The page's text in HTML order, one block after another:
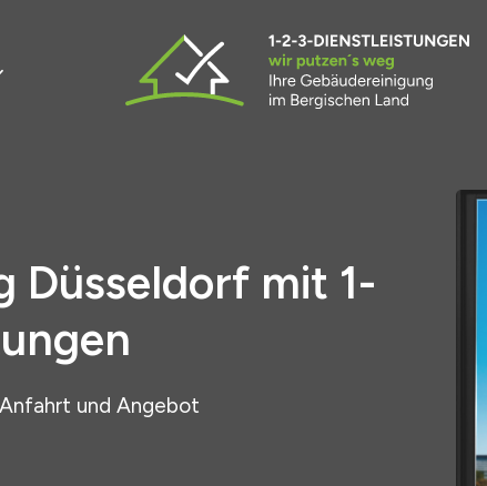
Düsseldorf mit 1-
und Angebot